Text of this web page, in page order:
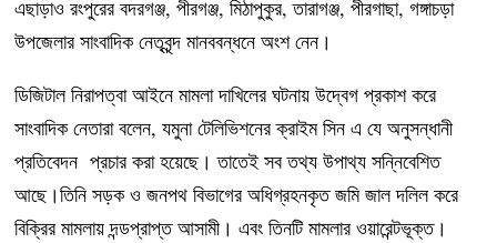
এছাড়াও রংপুরের বদরগঞ্জ, পীরগঞ্জ, মিঠাপুকুর, তারাগঞ্জ, পীরগাছা, গঙ্গাচড়া
উপজেলার সাংবাদিক নেতৃবৃন্দ মানববন্ধনে অংশ নেন।
ডিজিটাল নিরাপত্বা আইনে মামলা দাখিলের ঘটনায় উদ্বেগ প্রকাশ করে
সাংবাদিক নেতারা বলেন, যমুনা টেলিভিশনের ক্রাইম সিন এ যে অনুসন্ধানী
প্রতিবেদন প্রচার করা হয়েছে। তাতেই সব তথ্য উপাথ্য সন্নিবেশিত
আছে।তিনি সড়ক ও জনপথ বিভাগের অধিগ্রহনকৃত জমি জাল দলিল করে
বিক্রির মামলায় দন্ডপ্রাপ্ত আসামী। এবং তিনটি মামলার ওয়ারেন্টভূক্ত।